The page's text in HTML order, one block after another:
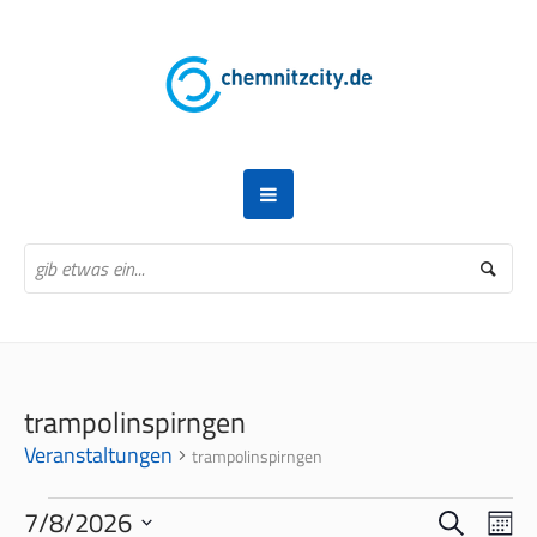
trampolinspirngen
Veranstaltungen trampolinspirngen
VERANSTALTUNGEN SUCHE
7/8/2026